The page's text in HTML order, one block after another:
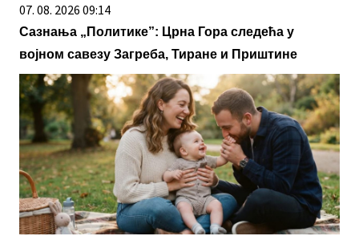
07. 08. 2026 09:14
Сазнања „Политике”: Црна Гора следећа у
војном савезу Загреба, Тиране и Приштине